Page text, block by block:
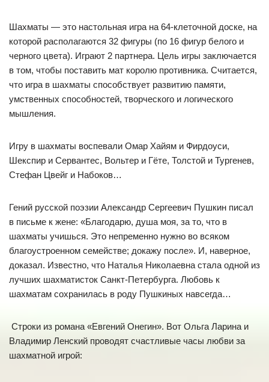
Шахматы — это настольная игра на 64-клеточной доске, на
которой располагаются 32 фигуры (по 16 фигур белого и
черного цвета). Играют 2 партнера. Цель игры заключается
в том, чтобы поставить мат королю противника. Считается,
что игра в шахматы способствует развитию памяти,
умственных способностей, творческого и логического
мышления.
Игру в шахматы воспевали Омар Хайям и Фирдоуси,
Шекспир и Сервантес, Вольтер и Гёте, Толстой и Тургенев,
Стефан Цвейг и Набоков…
Гений русской поэзии Александр Сергеевич Пушкин писал
в письме к жене: «Благодарю, душа моя, за то, что в
шахматы учишься. Это непременно нужно во всяком
благоустроенном семействе; докажу после». И, наверное,
доказал. Известно, что Наталья Николаевна стала одной из
лучших шахматисток Санкт-Петербурга. Любовь к
шахматам сохранилась в роду Пушкиных навсегда…
Строки из романа «Евгений Онегин». Вот Ольга Ларина и
Владимир Ленский проводят счастливые часы любви за
шахматной игрой: